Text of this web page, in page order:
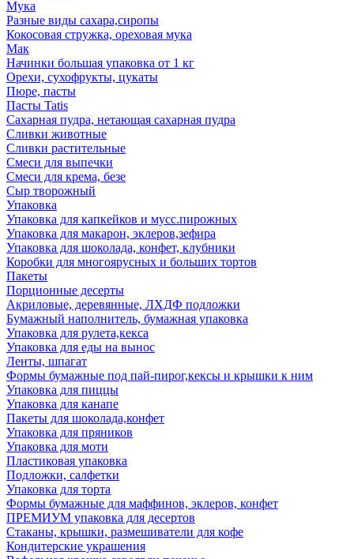
Мука
Разные виды сахара,сиропы
Кокосовая стружка, ореховая мука
Мак
Начинки большая упаковка от 1 кг
Орехи, сухофрукты, цукаты
Пюре, пасты
Пасты Tatis
Сахарная пудра, нетающая сахарная пудра
Сливки животные
Сливки растительные
Смеси для выпечки
Смеси для крема, безе
Сыр творожный
Упаковка
Упаковка для капкейков и мусс.пирожных
Упаковка для макарон, эклеров,зефира
Упаковка для шоколада, конфет, клубники
Коробки для многоярусных и больших тортов
Пакеты
Порционные десерты
Акриловые, деревянные, ЛХДФ подложки
Бумажный наполнитель, бумажная упаковка
Упаковка для рулета,кекса
Упаковка для еды на вынос
Ленты, шпагат
Формы бумажные под пай-пирог,кексы и крышки к ним
Упаковка для пиццы
Упаковка для канапе
Пакеты для шоколада,конфет
Упаковка для пряников
Упаковка для моти
Пластиковая упаковка
Подложки, салфетки
Упаковка для торта
Формы бумажные для маффинов, эклеров, конфет
ПРЕМИУМ упаковка для десертов
Стаканы, крышки, размешиватели для кофе
Кондитерские украшения